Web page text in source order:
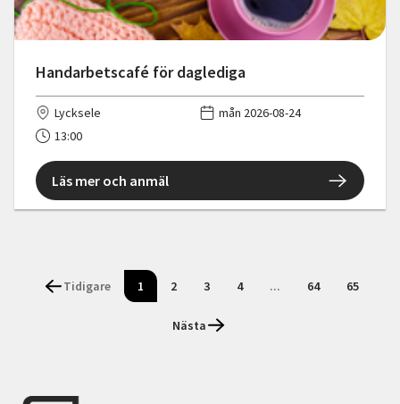
Handarbetscafé för daglediga
Lycksele
mån 2026-08-24
13:00
Läs mer och anmäl
Tidigare 1 2 3 4 ... 64 65
Nästa